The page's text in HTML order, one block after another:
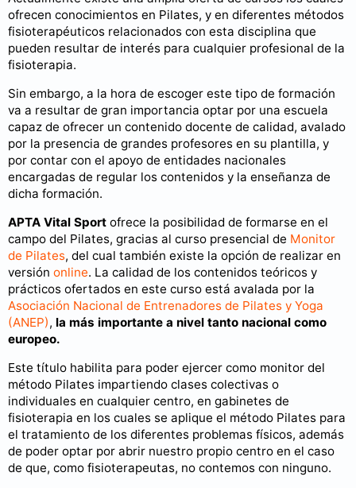
ofrecen conocimientos en Pilates, y en diferentes métodos
fisioterapéuticos relacionados con esta disciplina que
pueden resultar de interés para cualquier profesional de la
fisioterapia.
Sin embargo, a la hora de escoger este tipo de formación
va a resultar de gran importancia optar por una escuela
capaz de ofrecer un contenido docente de calidad, avalado
por la presencia de grandes profesores en su plantilla, y
por contar con el apoyo de entidades nacionales
encargadas de regular los contenidos y la enseñanza de
dicha formación.
APTA Vital Sport ofrece la posibilidad de formarse en el
campo del Pilates, gracias al curso presencial de Monitor
de Pilates, del cual también existe la opción de realizar en
versión online. La calidad de los contenidos teóricos y
prácticos ofertados en este curso está avalada por la
Asociación Nacional de Entrenadores de Pilates y Yoga
(ANEP), la más importante a nivel tanto nacional como
europeo.
Este título habilita para poder ejercer como monitor del
método Pilates impartiendo clases colectivas o
individuales en cualquier centro, en gabinetes de
fisioterapia en los cuales se aplique el método Pilates para
el tratamiento de los diferentes problemas físicos, además
de poder optar por abrir nuestro propio centro en el caso
de que, como fisioterapeutas, no contemos con ninguno.